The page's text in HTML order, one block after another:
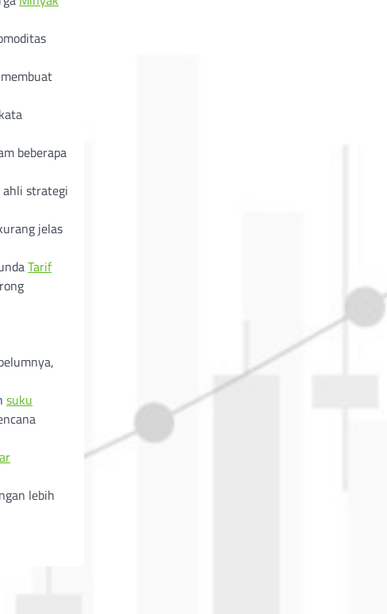
beberapa
ahli strategi
jelas
Tarif
suku
lebih